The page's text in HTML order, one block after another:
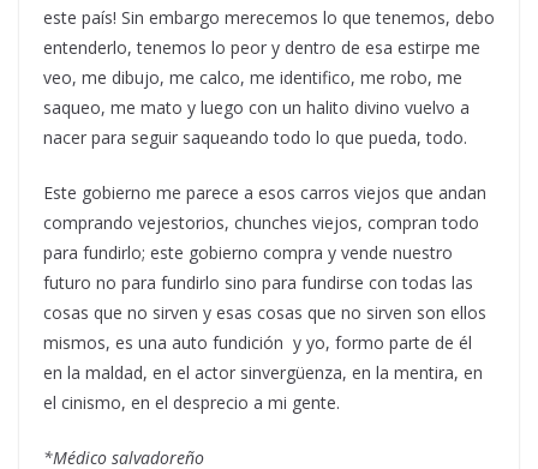
este país! Sin embargo merecemos lo que tenemos, debo
entenderlo, tenemos lo peor y dentro de esa estirpe me
veo, me dibujo, me calco, me identifico, me robo, me
saqueo, me mato y luego con un halito divino vuelvo a
nacer para seguir saqueando todo lo que pueda, todo.
Este gobierno me parece a esos carros viejos que andan
comprando vejestorios, chunches viejos, compran todo
para fundirlo; este gobierno compra y vende nuestro
futuro no para fundirlo sino para fundirse con todas las
cosas que no sirven y esas cosas que no sirven son ellos
mismos, es una auto fundición y yo, formo parte de él
en la maldad, en el actor sinvergüenza, en la mentira, en
el cinismo, en el desprecio a mi gente.
*Médico salvadoreño